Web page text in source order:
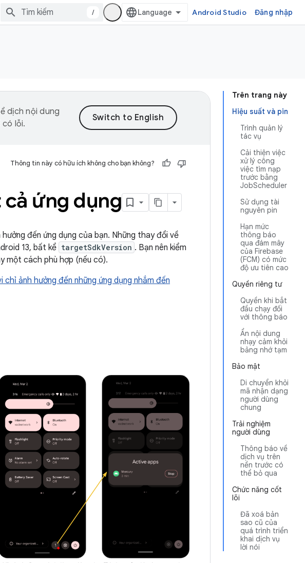
/ Android Studio Đăng nhập
Trên trang này
Hiệu suất và pin
Trình quản lý
tác vụ
Cải thiện việc
xử lý công
việc tìm nạp
trước bằng
JobScheduler
Sử dụng tài
nguyên pin
Hạn mức
thông báo
qua đám mây
của Firebase
(FCM) có mức
độ ưu tiên cao
Quyền riêng tư
Quyền khi bắt
đầu chạy đối
với thông báo
Ẩn nội dung
nhạy cảm khỏi
bảng nhớ tạm
Bảo mật
Di chuyển khỏi
mã nhận dạng
người dùng
chung
Trải nghiệm
người dùng
Thông báo về
dịch vụ trên
nền trước có
thể bỏ qua
Chức năng cốt
lõi
Đã xoá bản
sao cũ của
quá trình triển
khai dịch vụ
lời nói
dịch nội dung
lỗi.
Thông tin này có hữu ích không cho bạn không?
ứng dụng
đến ứng dụng của bạn. Những thay đổi về
13, bất kể targetSdkVersion . Bạn nên kiểm
một cách phù hợp (nếu có).
chỉ ảnh hưởng đến những ứng dụng nhắm đến